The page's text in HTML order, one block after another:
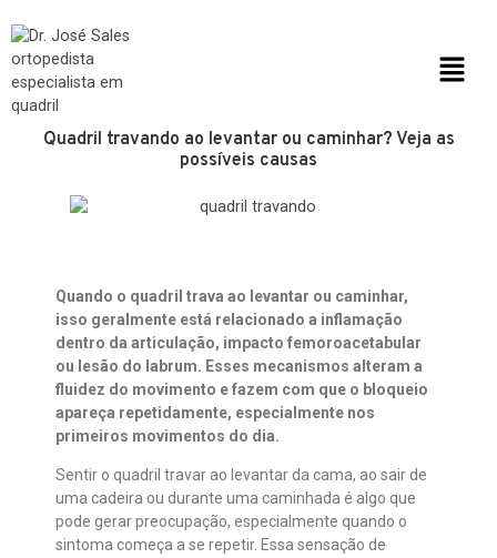
Quadril travando ao levantar ou caminhar? Veja as
possíveis causas
Quando o quadril trava ao levantar ou caminhar,
isso geralmente está relacionado a inflamação
dentro da articulação, impacto femoroacetabular
ou lesão do labrum. Esses mecanismos alteram a
fluidez do movimento e fazem com que o bloqueio
apareça repetidamente, especialmente nos
primeiros movimentos do dia.
Sentir o quadril travar ao levantar da cama, ao sair de
uma cadeira ou durante uma caminhada é algo que
pode gerar preocupação, especialmente quando o
sintoma começa a se repetir. Essa sensação de